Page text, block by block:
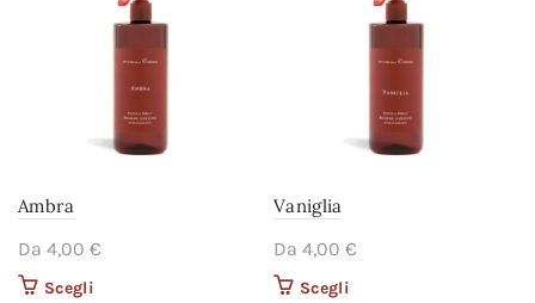
Ambra
Da 4,00 €
Scegli
Vaniglia
Da 4,00 €
Scegli